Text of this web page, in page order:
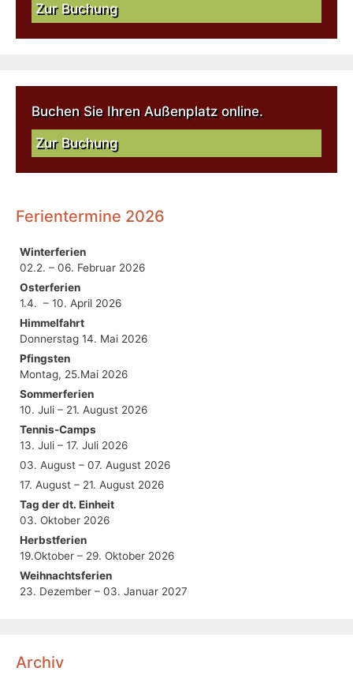
Zur Buchung
Buchen Sie Ihren Außenplatz online.
Zur Buchung
Ferientermine 2026
Winterferien
02.2. – 06. Februar 2026
Osterferien
1.4. – 10. April 2026
Himmelfahrt
Donnerstag 14. Mai 2026
Pfingsten
Montag, 25.Mai 2026
Sommerferien
10. Juli – 21. August 2026
Tennis-Camps
13. Juli – 17. Juli 2026
03. August – 07. August 2026
17. August – 21. August 2026
Tag der dt. Einheit
03. Oktober 2026
Herbstferien
19.Oktober – 29. Oktober 2026
Weihnachtsferien
23. Dezember – 03. Januar 2027
Archiv